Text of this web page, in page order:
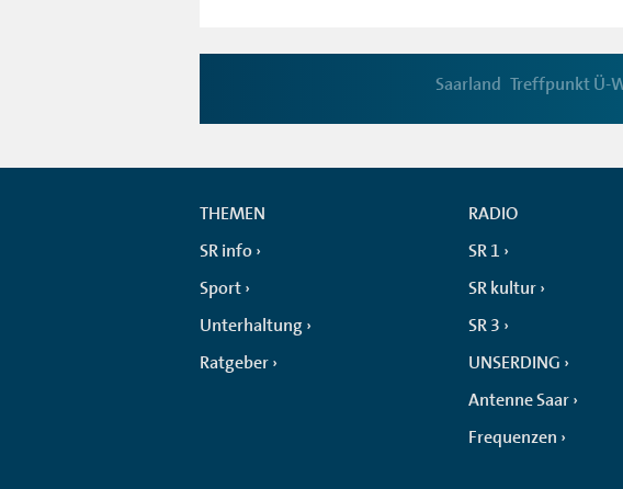
Saarland Treffpunkt Ü-
THEMEN
SR info
Sport
Unterhaltung
Ratgeber
RADIO
SR 1
SR kultur
SR 3
UNSERDING
Antenne Saar
Frequenzen